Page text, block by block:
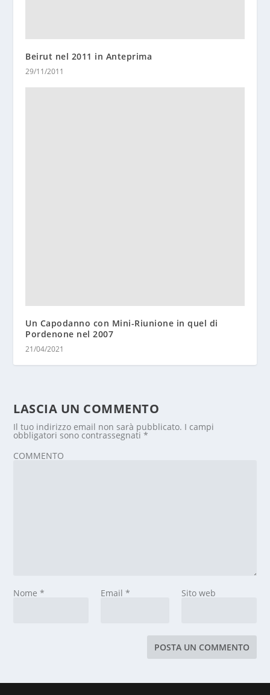
Beirut nel 2011 in Anteprima
29/11/2011
Un Capodanno con Mini-Riunione in quel di
Pordenone nel 2007
21/04/2021
LASCIA UN COMMENTO
Il tuo indirizzo email non sarà pubblicato. I campi
obbligatori sono contrassegnati*
COMMENTO
Nome* Email * Sito web